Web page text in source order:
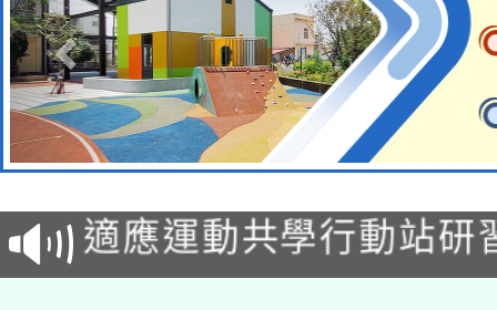
本校115學年度第2次
招甄選結果公告(無人
招)
適應運動共學行動站研
本館辦理115年度閱讀